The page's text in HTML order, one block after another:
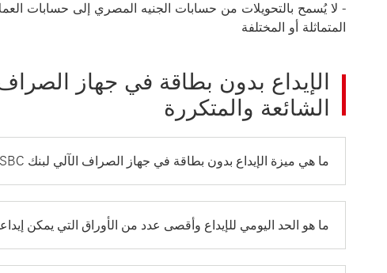
- لا يُسمح بالتحويلات من حسابات الجنيه المصري إلى حسابات
المتماثلة أو المختلفة
الشائعة والمتكررة
ما هي ميزة الإيداع بدون بطاقة في جهاز الصراف الآلي لبنك HSBC؟
ما هو الحد اليومي للإيداع وأقصى عدد من الأوراق التي يمكن